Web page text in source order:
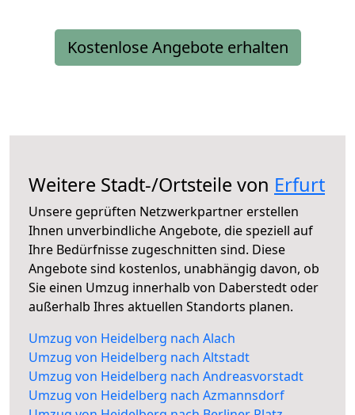
Kostenlose Angebote erhalten
Weitere Stadt-/Ortsteile von Erfurt
Unsere geprüften Netzwerkpartner erstellen
Ihnen unverbindliche Angebote, die speziell auf
Ihre Bedürfnisse zugeschnitten sind. Diese
Angebote sind kostenlos, unabhängig davon, ob
Sie einen Umzug innerhalb von Daberstedt oder
außerhalb Ihres aktuellen Standorts planen.
Umzug von Heidelberg nach Alach
Umzug von Heidelberg nach Altstadt
Umzug von Heidelberg nach Andreasvorstadt
Umzug von Heidelberg nach Azmannsdorf